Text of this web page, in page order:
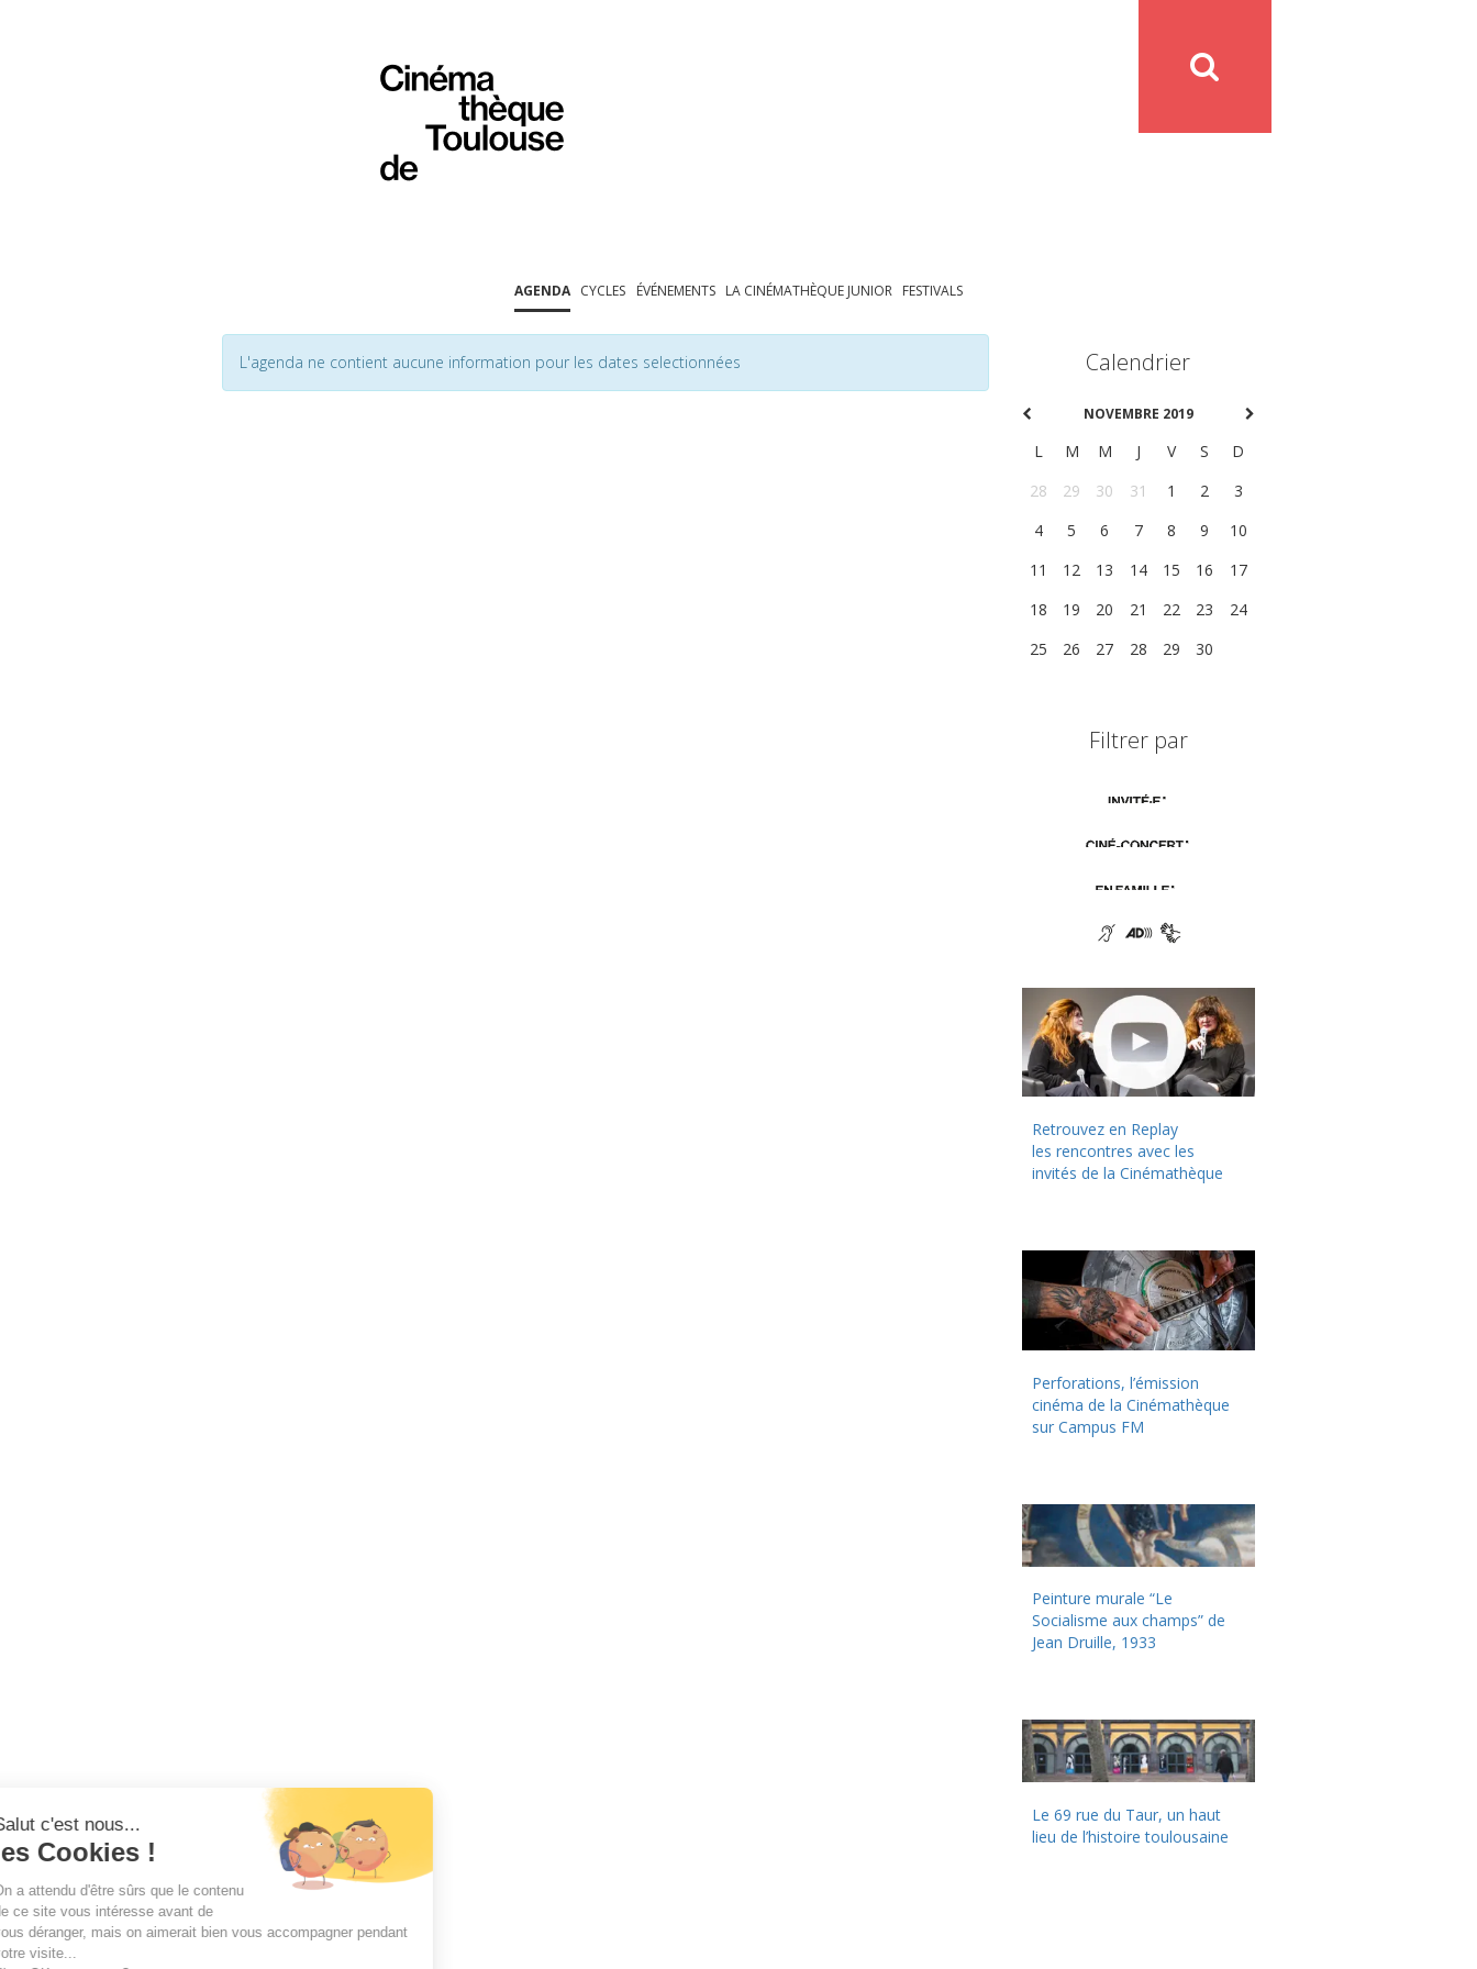
AGENDA CYCLES ÉVÉNEMENTS LA CINÉMATHÈQUE JUNIOR FESTIVALS
L'agenda ne contient aucune information pour les dates selectionnées Calendrier
NOVEMBRE 2019
L M M J V S
D
28
29 30 31 1 2
3
4
5 6 7 8 9
10
11
12 13 14 15 16
17
18
19 20 21 22 23
24
25
26 27 28 29 30
Filtrer par
Retrouvez en Replay
les rencontres avec les
invités de la Cinémathèque
Perforations, l’émission
cinéma de la Cinémathèque
sur Campus FM
Peinture murale “Le
Socialisme aux champs” de
Jean Druille, 1933
Le 69 rue du Taur, un haut
lieu de l’histoire toulousaine